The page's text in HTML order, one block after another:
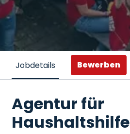
Jobdetails Bewerben
Agentur für
Haushaltshilfe